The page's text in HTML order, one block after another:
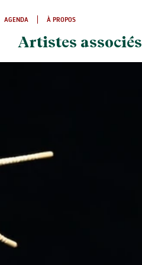
Artistes associés
AGENDA À PROPOS